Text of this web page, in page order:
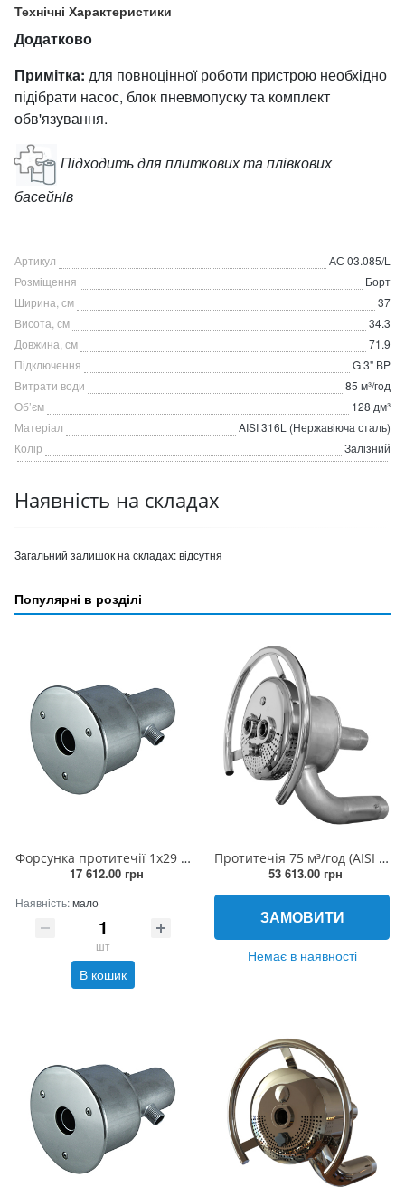
Технічні Характеристики
Додатково
Примітка: для повноцінної роботи пристрою необхідно
підібрати насос, блок пневмопуску та комплект
обв'язування.
Підходить для плиткових та плівкових
басейнiв
Артикул
АС 03.085/L
Розміщення
Борт
Ширина, см
37
Висота, см
34.3
Довжина, см
71.9
Підключення
G 3" ВP
Витрати води
85 м³/год
Об’єм
128 дм³
Матеріал
AISI 316L (Нержавіюча сталь)
Колір
Залізний
Наявність на складах
Загальний залишок на складах:відсутня
Популярні в розділі
Форсунка протитечії 1х29 мм, 45 м³/год (AISI 316L)
17 612.00 грн
Наявність:мало
шт
В кошик
Протитечія 75 м³/год (AISI 316L) із сенсорною кнопкою
53 613.00 грн
ЗАМОВИТИ
Немає в наявності